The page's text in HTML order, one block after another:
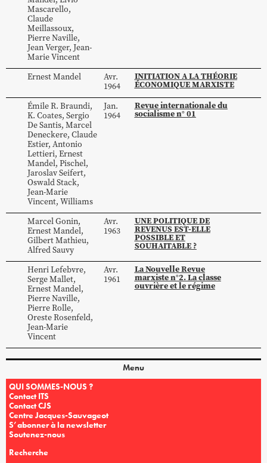
Mascarello,
Claude
Meillassoux,
PierreNaville,
JeanVerger, Jean-
MarieVincent
ErnestMandel
Avr.
1964
INITIATION A LA THÉORIE
ÉCONOMIQUE MARXISTE
Émile R. Braundi,
K. Coates, Sergio
De Santis, Marcel
Deneckere, Claude
Estier, Antonio
Lettieri, Ernest
Mandel, Pischel,
JaroslavSeifert,
OswaldStack,
Jean-Marie
Vincent, Williams
Jan.
1964
Revue internationale du
socialisme n° 01
MarcelGonin,
ErnestMandel,
GilbertMathieu,
AlfredSauvy
Avr.
1963
UNE POLITIQUE DE
REVENUS EST-ELLE
POSSIBLE ET
SOUHAITABLE ?
HenriLefebvre,
SergeMallet,
ErnestMandel,
PierreNaville,
PierreRolle,
OresteRosenfeld,
Jean-Marie
Vincent
Avr.
1961
La Nouvelle Revue
marxiste n°2. La classe
ouvrière et le régime
Menu
QUI SOMMES-NOUS ?
Contact ITS
Contact CJS
Centre Jacques-Sauvageot
S’abonner à la newsletter
Soutenez-nous
Recherche